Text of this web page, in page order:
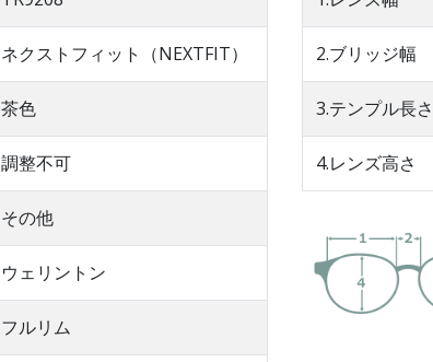
ネクストフィット（NEXTFIT）
茶色
調整不可
その他
ウェリントン
フルリム
2.ブリッジ幅
3.テンプル長さ
4.レンズ高さ